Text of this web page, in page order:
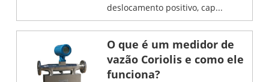
deslocamento positivo, cap...
O que é um medidor de
vazão Coriolis e como ele
funciona?